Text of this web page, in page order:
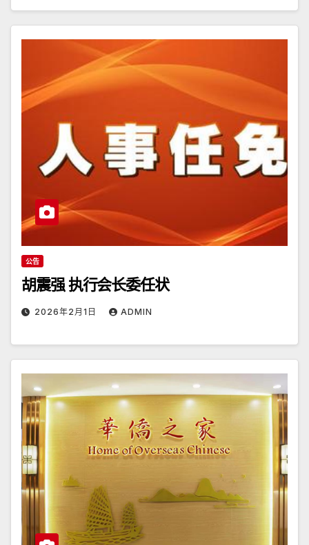
公告
胡震强 执行会长委任状
2026年2月1日 ADMIN